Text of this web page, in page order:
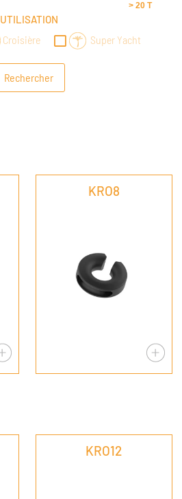
> 20 T
UTILISATION
Croisière Super Yacht
KRO8
KRO12